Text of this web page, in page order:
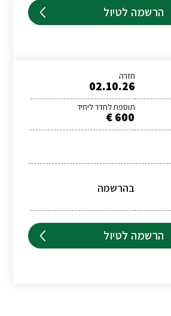
הרשמה לטיול
חזרה
02.10.26
תוספת לחדר ליחיד
600 €
בהרשמה
הרשמה לטיול